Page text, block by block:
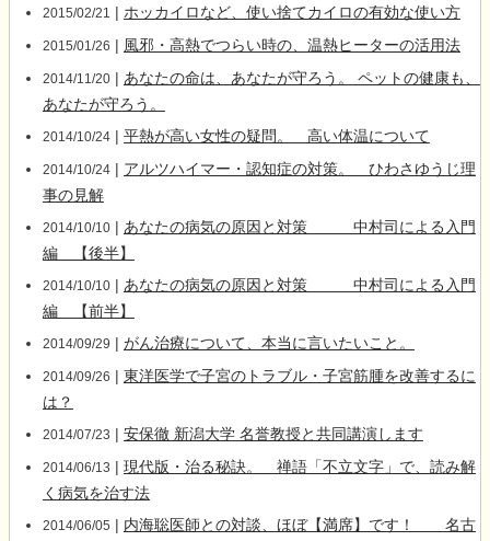
2015/02/21 | ホッカイロなど、使い捨てカイロの有効な使い方
2015/01/26 | 風邪・高熱でつらい時の、温熱ヒーターの活用法
2014/11/20| あなたの命は、あなたが守ろう。 ペットの健康も、
あなたが守ろう。
2014/10/24| 平熱が高い女性の疑問。 高い体温について
2014/10/24| アルツハイマー・認知症の対策。 ひわさゆうじ理
事の見解
2014/10/10| あなたの病気の原因と対策 中村司による入門
編 【後半】
2014/10/10| あなたの病気の原因と対策 中村司による入門
編 【前半】
2014/09/29 | がん治療について、本当に言いたいこと。
2014/09/26 | 東洋医学で子宮のトラブル・子宮筋腫を改善するに
は？
2014/07/23 | 安保徹 新潟大学 名誉教授と共同講演します
2014/06/13 | 現代版・治る秘訣。 禅語「不立文字」で、読み解
く病気を治す法
2014/06/05 | 内海聡医師との対談、ほぼ【満席】です！ 名古